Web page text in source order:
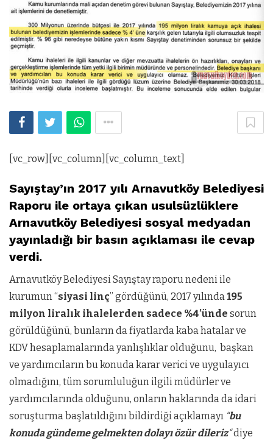
[vc_row][vc_column][vc_column_text]
Sayıştay’ın 2017 yılı Arnavutköy Belediyesi
Raporu ile ortaya çıkan usulsüzlüklere
Arnavutköy Belediyesi sosyal medyadan
yayınladığı bir basın açıklaması ile cevap
verdi.
Arnavutköy Belediyesi Sayıştay raporu nedeni ile
kurumun “siyasi linç” gördüğünü, 2017 yılında195
milyon liralık ihalelerden sadece %4’ünde sorun
görüldüğünü, bunların da fiyatlarda kaba hatalar ve
KDV hesaplamalarında yanlışlıklar olduğunu, başkan
ve yardımcıların bu konuda karar verici ve uygulayıcı
olmadığını, tüm sorumluluğun ilgili müdürler ve
yardımcılarında olduğunu, onların haklarında da idari
soruşturma başlatıldığını bildirdiği açıklamayı “bu
konuda gündeme gelmekten dolayı özür dileriz“diye